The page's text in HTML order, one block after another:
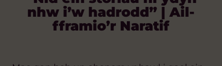
nhw i’w hadrodd” | Ail-
fframio’r Naratif